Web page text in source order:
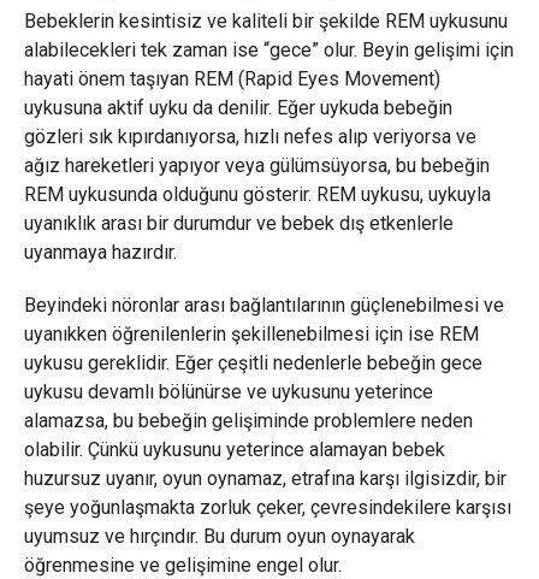
Bebeklerin kesintisiz ve kaliteli bir şekilde REM uykusunu
alabilecekleri tek zaman ise “gece” olur. Beyin gelişimi için
hayati önem taşıyan REM (Rapid Eyes Movement)
uykusuna aktif uyku da denilir. Eğer uykuda bebeğin
gözleri sık kıpırdanıyorsa, hızlı nefes alıp veriyorsa ve
ağız hareketleri yapıyor veya gülümsüyorsa, bu bebeğin
REM uykusunda olduğunu gösterir. REM uykusu, uykuyla
uyanıklık arası bir durumdur ve bebek dış etkenlerle
uyanmaya hazırdır.
Beyindeki nöronlar arası bağlantılarının güçlenebilmesi ve
uyanıkken öğrenilenlerin şekillenebilmesi için ise REM
uykusu gereklidir. Eğer çeşitli nedenlerle bebeğin gece
uykusu devamlı bölünürse ve uykusunu yeterince
alamazsa, bu bebeğin gelişiminde problemlere neden
olabilir. Çünkü uykusunu yeterince alamayan bebek
huzursuz uyanır, oyun oynamaz, etrafına karşı ilgisizdir, bir
şeye yoğunlaşmakta zorluk çeker, çevresindekilere karşısı
uyumsuz ve hırçındır. Bu durum oyun oynayarak
öğrenmesine ve gelişimine engel olur.